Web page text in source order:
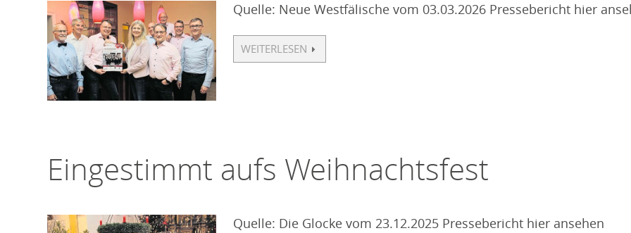
Quelle: Neue Westfälische vom 03.03.2026 Pressebericht hier
WEITERLESEN
Eingestimmt aufs Weihnachtsfest
Quelle: Die Glocke vom 23.12.2025 Pressebericht hier ansehen